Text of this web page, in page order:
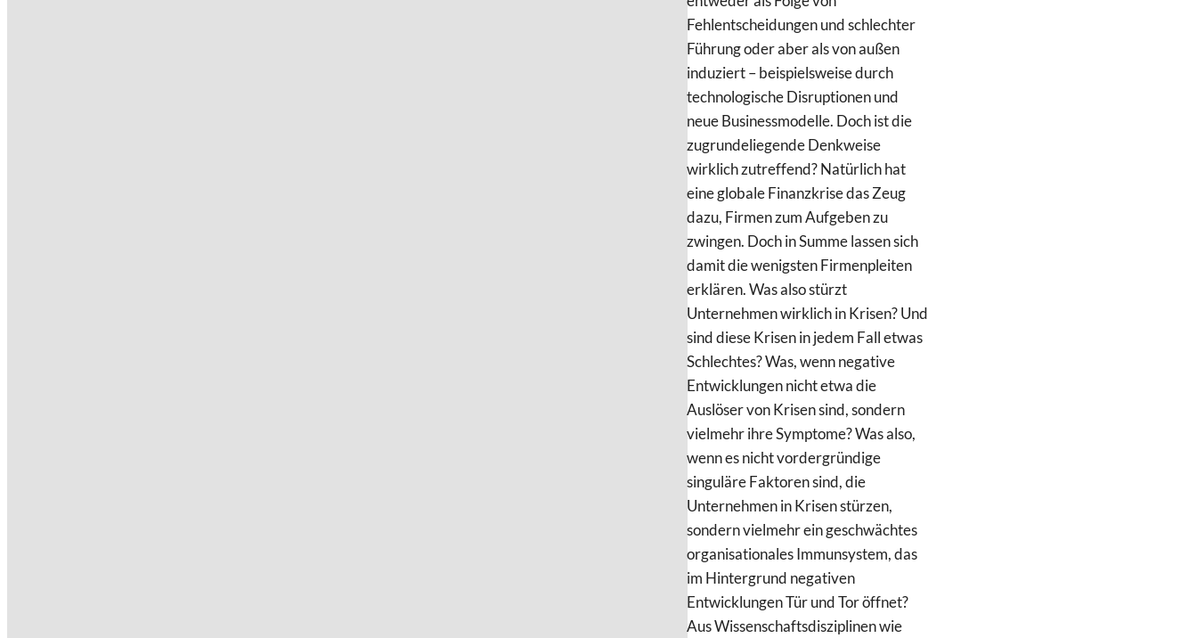
Fehlentscheidungen und schlechter
Führung oder aber als von außen
induziert – beispielsweise durch
technologische Disruptionen und
neue Businessmodelle. Doch ist die
zugrundeliegende Denkweise
wirklich zutreffend? Natürlich hat
eine globale Finanzkrise das Zeug
dazu, Firmen zum Aufgeben zu
zwingen. Doch in Summe lassen sich
damit die wenigsten Firmenpleiten
erklären. Was also stürzt
Unternehmen wirklich in Krisen? Und
sind diese Krisen in jedem Fall etwas
Schlechtes? Was, wenn negative
Entwicklungen nicht etwa die
Auslöser von Krisen sind, sondern
vielmehr ihre Symptome? Was also,
wenn es nicht vordergründige
singuläre Faktoren sind, die
Unternehmen in Krisen stürzen,
sondern vielmehr ein geschwächtes
organisationales Immunsystem, das
im Hintergrund negativen
Entwicklungen Tür und Tor öffnet?
Aus Wissenschaftsdisziplinen wie